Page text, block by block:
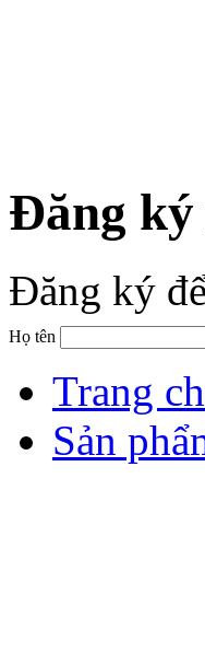
Đăng
Đăng ký
Họ tên
Trang
Sản